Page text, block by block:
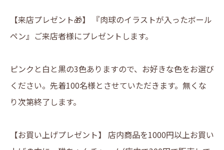
【来店プレゼント🎁】 『肉球のイラストが入ったボール
ペン』ご来店者様にプレゼントします。
ピンクと白と黒の3色ありますので、お好きな色をお選び
ください。先着100名様とさせていただきます。無くな
り次第終了します。
【お買い上げプレゼント】 店内商品を1000円以上お買い